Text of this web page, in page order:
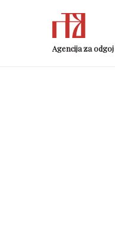
Agencija za